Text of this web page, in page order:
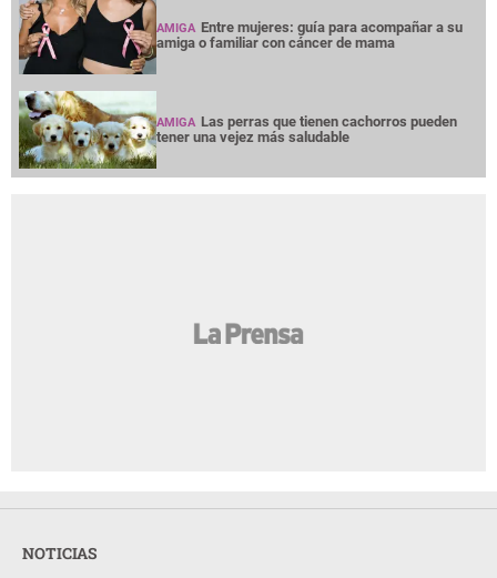
AMIGA Entre mujeres: guía para acompañar a su
amiga o familiar con cáncer de mama
AMIGA Las perras que tienen cachorros pueden
tener una vejez más saludable
NOTICIAS